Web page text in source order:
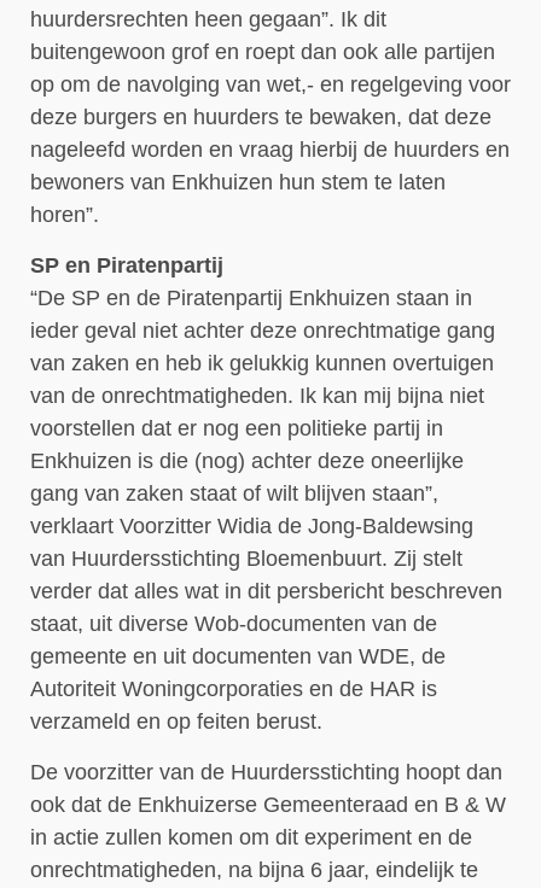
huurdersrechten heen gegaan”. Ik dit
buitengewoon grof en roept dan ook alle partijen
op om de navolging van wet,- en regelgeving voor
deze burgers en huurders te bewaken, dat deze
nageleefd worden en vraag hierbij de huurders en
bewoners van Enkhuizen hun stem te laten
horen”.
SP en Piratenpartij
“De SP en de Piratenpartij Enkhuizen staan in
ieder geval niet achter deze onrechtmatige gang
van zaken en heb ik gelukkig kunnen overtuigen
van de onrechtmatigheden. Ik kan mij bijna niet
voorstellen dat er nog een politieke partij in
Enkhuizen is die (nog) achter deze oneerlijke
gang van zaken staat of wilt blijven staan”,
verklaart Voorzitter Widia de Jong-Baldewsing
van Huurdersstichting Bloemenbuurt. Zij stelt
verder dat alles wat in dit persbericht beschreven
staat, uit diverse Wob-documenten van de
gemeente en uit documenten van WDE, de
Autoriteit Woningcorporaties en de HAR is
verzameld en op feiten berust.
De voorzitter van de Huurdersstichting hoopt dan
ook dat de Enkhuizerse Gemeenteraad en B & W
in actie zullen komen om dit experiment en de
onrechtmatigheden, na bijna 6 jaar, eindelijk te